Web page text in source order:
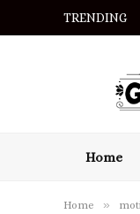
TRENDING
Home
Home »